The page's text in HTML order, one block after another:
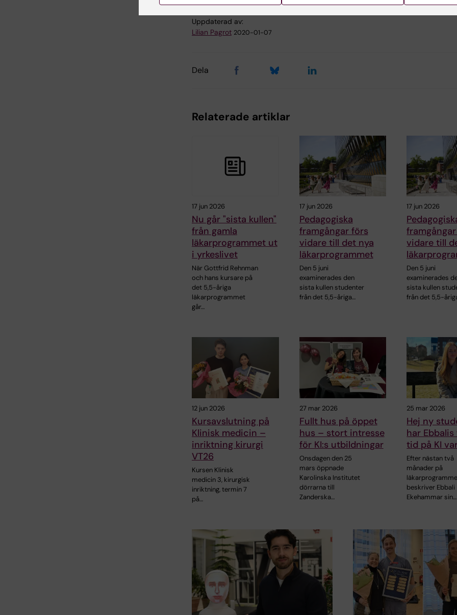
Uppdaterad av:
Lilian Pagrot 2020-01-07
Dela
Relaterade artiklar
17 jun 2026
Nu går "sista kullen"
från gamla
läkarprogrammet ut
i yrkeslivet
När Gottfrid Rehnman
och hans kursare på
det 5,5-åriga
läkarprogrammet
går…
17 jun 2026
Pedagogiska
framgångar förs
vidare till det nya
läkarprogrammet
Den 5 juni
examinerades den
sista kullen studenter
från det 5,5-åriga…
17 jun 2026
vidare till
Den 5 juni
examinerades
sista kullen
från det 5,5-
12 jun 2026
Kursavslutning på
Klinisk medicin –
inriktning kirurgi
VT26
Kursen Klinisk
medicin 3, kirurgisk
inriktning, termin 7
på…
27 mar 2026
Fullt hus på öppet
hus – stort intresse
för KI:s utbildningar
Onsdagen den 25
mars öppnade
Karolinska Institutet
dörrarna till
Zanderska…
25 mar 2026
Hej ny
har
tid på KI
Efter nästan två
månader på
beskriver Ebbali
Ekehammar sin…